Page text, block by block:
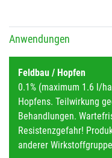
Anwendungen
Feldbau / Hopfen
0.1% (maximum 1.6 l/
Hopfens. Teilwirkung
Behandlungen.
Resistenzgefahr!
anderer